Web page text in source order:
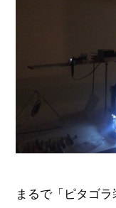
まるで「ピタゴ